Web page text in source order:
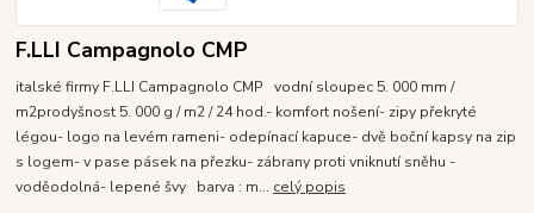
F.LLI Campagnolo CMP
italské firmy F.LLI Campagnolo CMP vodní sloupec 5. 000 mm /
m2prodyšnost 5. 000 g / m2 / 24 hod.- komfort nošení- zipy překryté
légou- logo na levém rameni- odepínací kapuce- dvě boční kapsy na zip
s logem- v pase pásek na přezku- zábrany proti vniknutí sněhu -
voděodolná- lepené švy barva : m... celý popis